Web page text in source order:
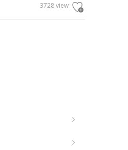
3728 view